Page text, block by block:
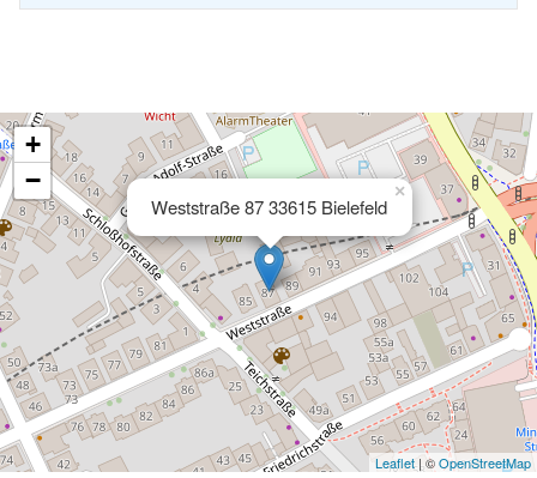
Weststraße 87 33615 Bielefeld
×
+
−
Leaflet| ©OpenStreetMap